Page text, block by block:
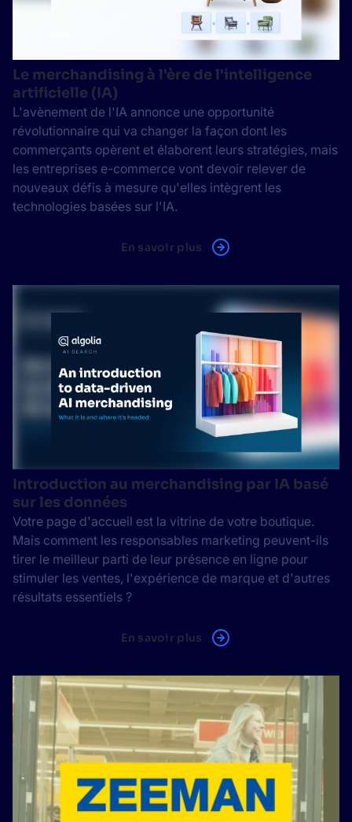
Le merchandising à l'ère de l'intelligence
artificielle (IA)
L'avènement de l'IA annonce une opportunité
révolutionnaire qui va changer la façon dont les
commerçants opèrent et élaborent leurs stratégies, mais
les entreprises e-commerce vont devoir relever de
nouveaux défis à mesure qu'elles intègrent les
technologies basées sur l'IA.
En savoir plus
Introduction au merchandising par IA basé
sur les données
Votre page d'accueil est la vitrine de votre boutique.
Mais comment les responsables marketing peuvent-ils
tirer le meilleur parti de leur présence en ligne pour
stimuler les ventes, l'expérience de marque et d'autres
résultats essentiels ?
En savoir plus